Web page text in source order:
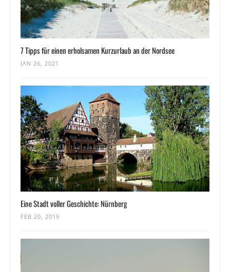
7 Tipps für einen erholsamen Kurzurlaub an der Nordsee
JAN 26, 2021
Eine Stadt voller Geschichte: Nürnberg
FEB 20, 2019